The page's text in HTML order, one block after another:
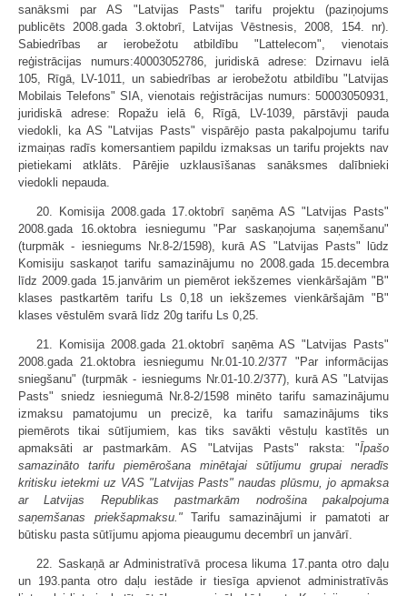
sanāksmi par AS "Latvijas Pasts" tarifu projektu (paziņojums
publicēts 2008.gada 3.oktobrī, Latvijas Vēstnesis, 2008, 154. nr).
Sabiedrības ar ierobežotu atbildību "Lattelecom", vienotais
reģistrācijas numurs:40003052786, juridiskā adrese: Dzirnavu ielā
105, Rīgā, LV-1011, un sabiedrības ar ierobežotu atbildību "Latvijas
Mobilais Telefons" SIA, vienotais reģistrācijas numurs: 50003050931,
juridiskā adrese: Ropažu ielā 6, Rīgā, LV-1039, pārstāvji pauda
viedokli, ka AS "Latvijas Pasts" vispārējo pasta pakalpojumu tarifu
izmaiņas radīs komersantiem papildu izmaksas un tarifu projekts nav
pietiekami atklāts. Pārējie uzklausīšanas sanāksmes dalībnieki
viedokli nepauda.
20. Komisija 2008.gada 17.oktobrī saņēma AS "Latvijas Pasts"
2008.gada 16.oktobra iesniegumu "Par saskaņojuma saņemšanu"
(turpmāk - iesniegums Nr.8-2/1598), kurā AS "Latvijas Pasts" lūdz
Komisiju saskaņot tarifu samazinājumu no 2008.gada 15.decembra
līdz 2009.gada 15.janvārim un piemērot iekšzemes vienkāršajām "B"
klases pastkartēm tarifu Ls 0,18 un iekšzemes vienkāršajām "B"
klases vēstulēm svarā līdz 20g tarifu Ls 0,25.
21. Komisija 2008.gada 21.oktobrī saņēma AS "Latvijas Pasts"
2008.gada 21.oktobra iesniegumu Nr.01-10.2/377 "Par informācijas
sniegšanu" (turpmāk - iesniegums Nr.01-10.2/377), kurā AS "Latvijas
Pasts" sniedz iesniegumā Nr.8-2/1598 minēto tarifu samazinājumu
izmaksu pamatojumu un precizē, ka tarifu samazinājums tiks
piemērots tikai sūtījumiem, kas tiks savākti vēstuļu kastītēs un
apmaksāti ar pastmarkām. AS "Latvijas Pasts" raksta: "Īpašo
samazināto tarifu piemērošana minētajai sūtījumu grupai neradīs
kritisku ietekmi uz VAS "Latvijas Pasts" naudas plūsmu, jo apmaksa
ar Latvijas Republikas pastmarkām nodrošina pakalpojuma
saņemšanas priekšapmaksu."Tarifu samazinājumi ir pamatoti ar
būtisku pasta sūtījumu apjoma pieaugumu decembrī un janvārī.
22. Saskaņā ar Administratīvā procesa likuma 17.panta otro daļu
un 193.panta otro daļu iestāde ir tiesīga apvienot administratīvās